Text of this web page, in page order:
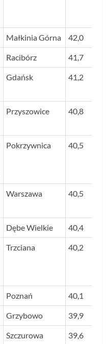
Małkinia Górna 42,0
Racibórz 41,7
Gdańsk 41,2
Przyszowice 40,8
Pokrzywnica 40,5
Warszawa 40,5
Dębe Wielkie 40,4
Trzciana 40,2
Poznań 40,1
Grzybowo 39,9
Szczurowa 39,6